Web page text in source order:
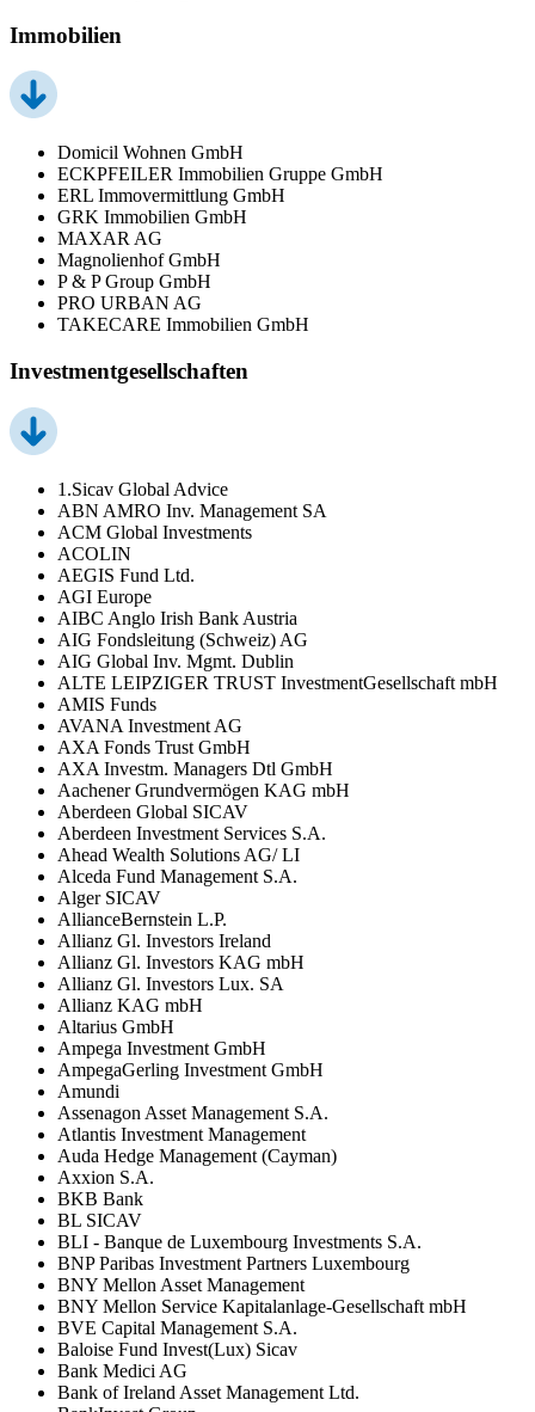
Immobilien
Domicil Wohnen GmbH
ECKPFEILER Immobilien Gruppe GmbH
ERL Immovermittlung GmbH
GRK Immobilien GmbH
MAXAR AG
Magnolienhof GmbH
P & P Group GmbH
PRO URBAN AG
TAKECARE Immobilien GmbH
Investmentgesellschaften
1.Sicav Global Advice
ABN AMRO Inv. Management SA
ACM Global Investments
ACOLIN
AEGIS Fund Ltd.
AGI Europe
AIBC Anglo Irish Bank Austria
AIG Fondsleitung (Schweiz) AG
AIG Global Inv. Mgmt. Dublin
ALTE LEIPZIGER TRUST InvestmentGesellschaft mbH
AMIS Funds
AVANA Investment AG
AXA Fonds Trust GmbH
AXA Investm. Managers Dtl GmbH
Aachener Grundvermögen KAG mbH
Aberdeen Global SICAV
Aberdeen Investment Services S.A.
Ahead Wealth Solutions AG/ LI
Alceda Fund Management S.A.
Alger SICAV
AllianceBernstein L.P.
Allianz Gl. Investors Ireland
Allianz Gl. Investors KAG mbH
Allianz Gl. Investors Lux. SA
Allianz KAG mbH
Altarius GmbH
Ampega Investment GmbH
AmpegaGerling Investment GmbH
Amundi
Assenagon Asset Management S.A.
Atlantis Investment Management
Auda Hedge Management (Cayman)
Axxion S.A.
BKB Bank
BL SICAV
BLI - Banque de Luxembourg Investments S.A.
BNP Paribas Investment Partners Luxembourg
BNY Mellon Asset Management
BNY Mellon Service Kapitalanlage-Gesellschaft mbH
BVE Capital Management S.A.
Baloise Fund Invest(Lux) Sicav
Bank Medici AG
Bank of Ireland Asset Management Ltd.